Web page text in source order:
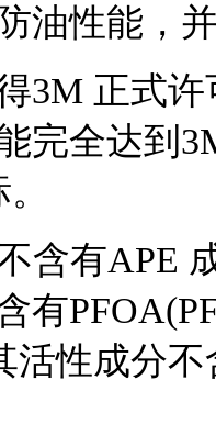
油性能，
3M 正式
完全达到
的
含有APE
有
活性成分